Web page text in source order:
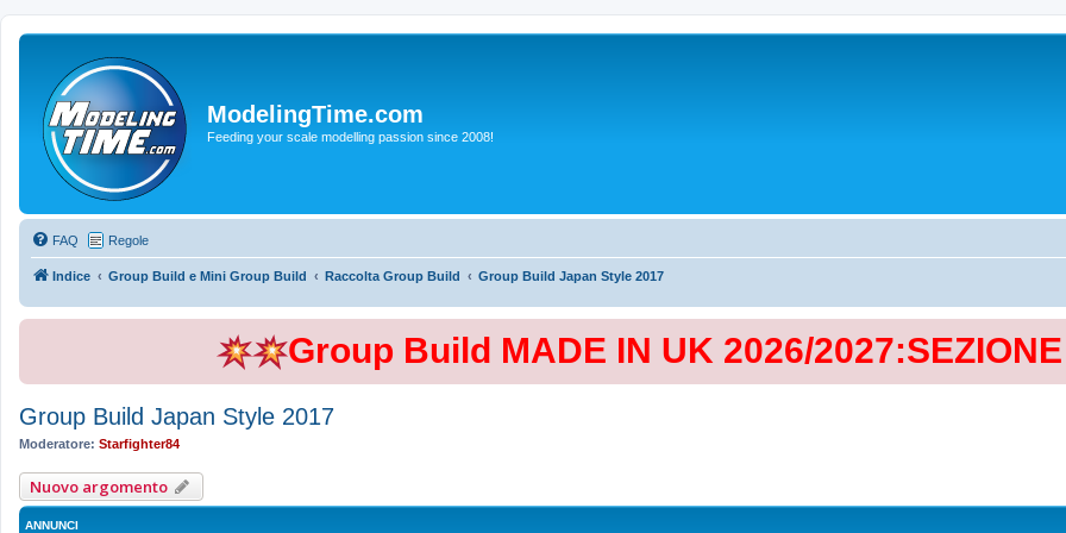
ModelingTime.com
Feeding your scale modelling passion since 2008!
FAQ Regole
Indice Group Build e Mini Group Build Raccolta Group Build Group Build Japan Style 2017
Group Build MADE IN UK 2026/
Group Build Japan Style 2017
Moderatore: Starfighter84
Nuovo argomento
ANNUNCI